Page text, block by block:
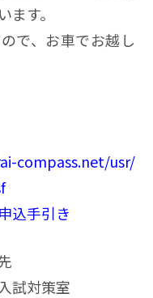
す。
で、お車でお越し
compass.net/usr/
込手引き
試対策室